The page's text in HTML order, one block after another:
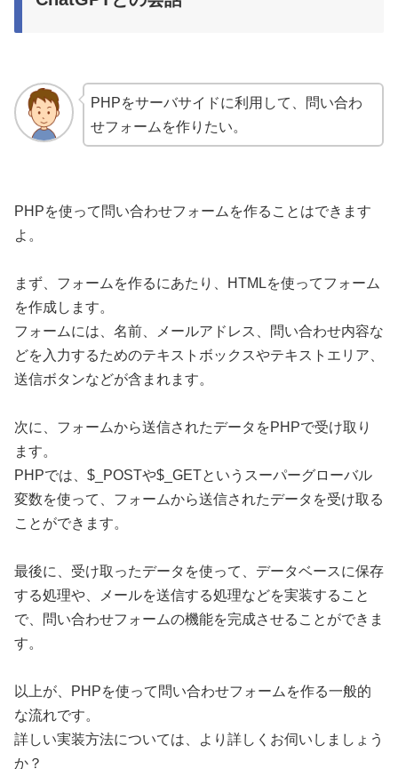
PHPをサーバサイドに利用して、問い合わ
せフォームを作りたい。
PHPを使って問い合わせフォームを作ることはできます
よ。
まず、フォームを作るにあたり、HTMLを使ってフォーム
を作成します。
フォームには、名前、メールアドレス、問い合わせ内容な
どを入力するためのテキストボックスやテキストエリア、
送信ボタンなどが含まれます。
次に、フォームから送信されたデータをPHPで受け取り
ます。
PHPでは、$_POSTや$_GETというスーパーグローバル
変数を使って、フォームから送信されたデータを受け取る
ことができます。
最後に、受け取ったデータを使って、データベースに保存
する処理や、メールを送信する処理などを実装すること
で、問い合わせフォームの機能を完成させることができま
す。
以上が、PHPを使って問い合わせフォームを作る一般的
な流れです。
詳しい実装方法については、より詳しくお伺いしましょう
か？